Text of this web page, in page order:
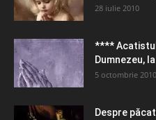
28 iulie 2010
****
Dumnezeu,
5 octombrie 2010
Despre